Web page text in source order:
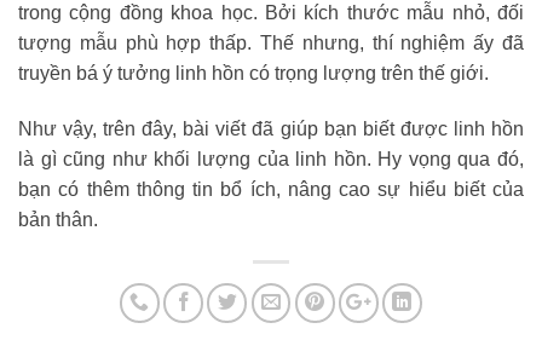
trong cộng đồng khoa học. Bởi kích thước mẫu nhỏ, đối
tượng mẫu phù hợp thấp. Thế nhưng, thí nghiệm ấy đã
truyền bá ý tưởng linh hồn có trọng lượng trên thế giới.
Như vậy, trên đây, bài viết đã giúp bạn biết được linh hồn
là gì cũng như khối lượng của linh hồn. Hy vọng qua đó,
bạn có thêm thông tin bổ ích, nâng cao sự hiểu biết của
bản thân.